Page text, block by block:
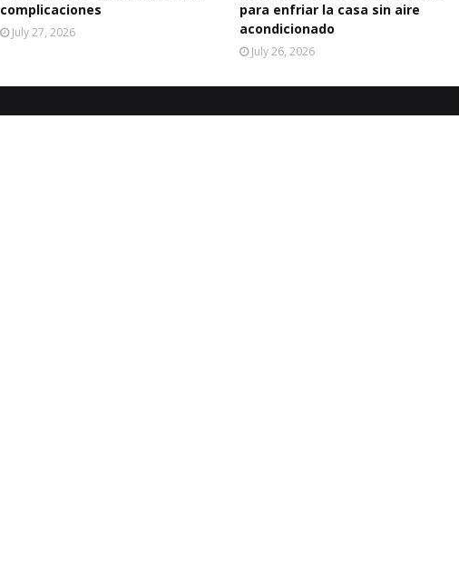
complicaciones
July 27, 2026
para enfriar la casa sin aire
acondicionado
July 26, 2026